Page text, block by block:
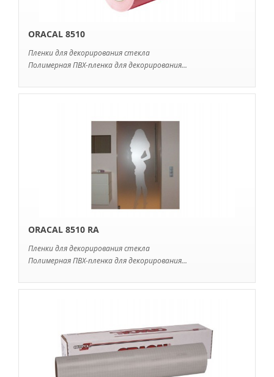
ORACAL 8510
Пленки для декорирования стекла
Полимерная ПВХ-пленка для декорирования...
ORACAL 8510 RA
Пленки для декорирования стекла
Полимерная ПВХ-пленка для декорирования...